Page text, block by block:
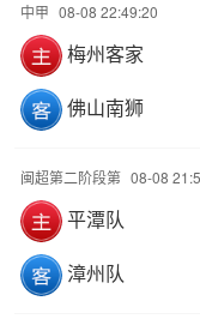
中甲 08-08 22:49:20
梅州客家
佛山南狮
闽超第二阶段第 08-08
平潭队
漳州队